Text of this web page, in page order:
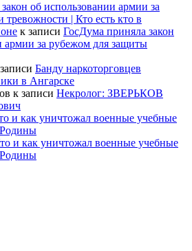
об использовании армии за
| Кто есть кто в
к записи ГосДума приняла закон
армии за рубежом для защиты
Банду наркоторговцев
в Ангарске
к записи Некролог: ЗВЕРЬКОВ
и как уничтожал военные учебные
и как уничтожал военные учебные